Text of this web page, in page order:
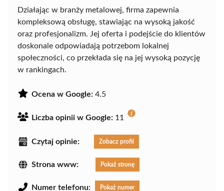
Działając w branży metalowej, firma zapewnia
kompleksową obsługę, stawiając na wysoką jakość
oraz profesjonalizm. Jej oferta i podejście do klientów
doskonale odpowiadają potrzebom lokalnej
społeczności, co przekłada się na jej wysoką pozycję
w rankingach.
Ocena w Google: 4.5
Liczba opinii w Google: 11
Czytaj opinie: Zobacz profil
Strona www: Pokaż stronę
Numer telefonu: Pokaż numer